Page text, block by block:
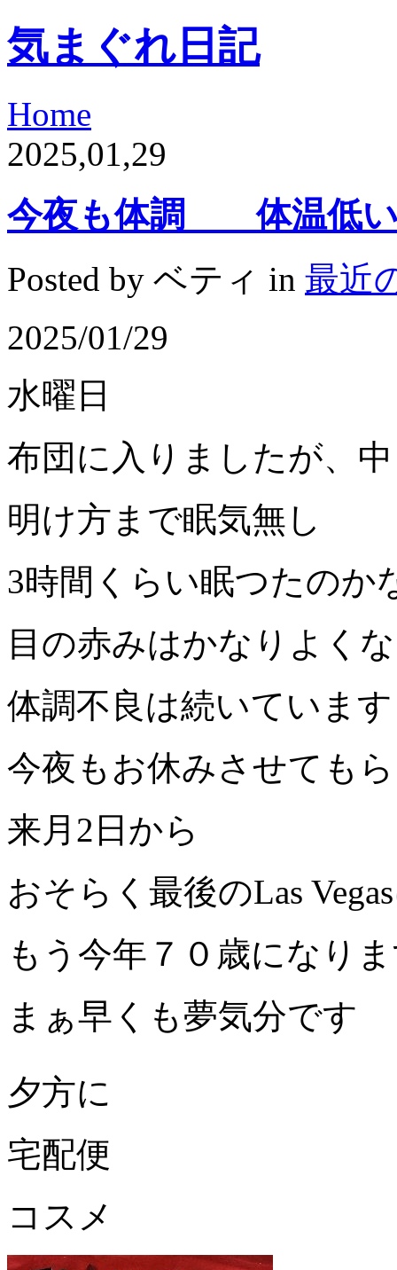
気まぐれ日記
Home
2025,01,29
今夜も体調 体温低
Posted by ベティ in 最近
2025/01/29
水曜日
布団に入りましたが、
明け方まで眠気無し
3時間くらい眠つたのか
目の赤みはかなりよく
体調不良は続いています
今夜もお休みさせても
来月2日から
おそらく最後のLas
もう今年７０歳になり
まぁ早くも夢気分です
夕方に
宅配便
コスメ